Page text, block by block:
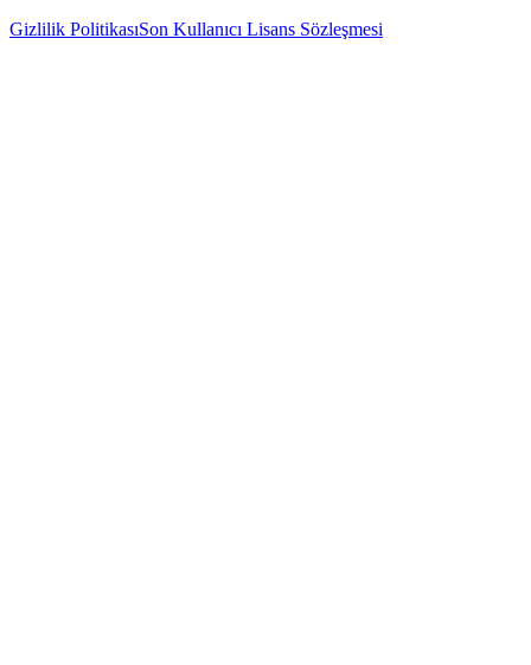
Gizlilik PolitikasıSon Kullanıcı Lisans Sözleşmesi